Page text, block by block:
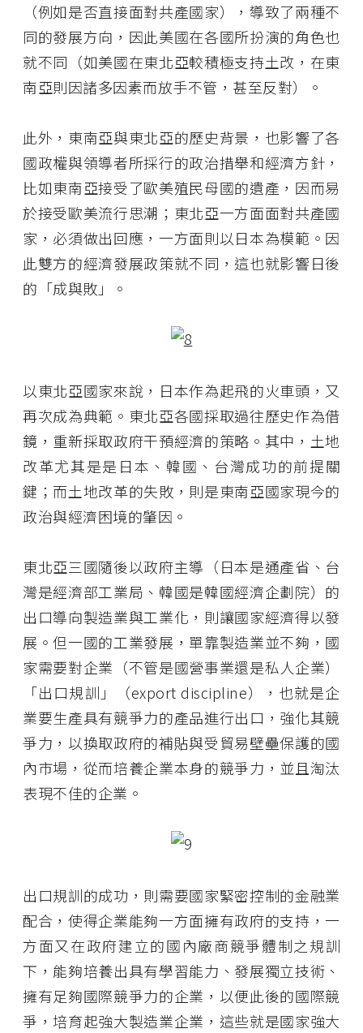
（例如是否直接面對共產國家），導致了兩種不
同的發展方向，因此美國在各國所扮演的角色也
就不同（如美國在東北亞較積極支持土改，在東
南亞則因諸多因素而放手不管，甚至反對）。
此外，東南亞與東北亞的歷史背景，也影響了各
國政權與領導者所採行的政治措舉和經濟方針，
比如東南亞接受了歐美殖民母國的遺產，因而易
於接受歐美流行思潮；東北亞一方面面對共產國
家，必須做出回應，一方面則以日本為模範。因
此雙方的經濟發展政策就不同，這也就影響日後
的「成與敗」。
以東北亞國家來說，日本作為起飛的火車頭，又
再次成為典範。東北亞各國採取過往歷史作為借
鏡，重新採取政府干預經濟的策略。其中，土地
改革尤其是是日本、韓國、台灣成功的前提關
鍵；而土地改革的失敗，則是東南亞國家現今的
政治與經濟困境的肇因。
東北亞三國隨後以政府主導（日本是通產省、台
灣是經濟部工業局、韓國是韓國經濟企劃院）的
出口導向製造業與工業化，則讓國家經濟得以發
展。但一國的工業發展，單靠製造業並不夠，國
家需要對企業（不管是國營事業還是私人企業）
「出口規訓」（export discipline），也就是企
業要生產具有競爭力的產品進行出口，強化其競
爭力，以換取政府的補貼與受貿易壁壘保護的國
內市場，從而培養企業本身的競爭力，並且淘汰
表現不佳的企業。
出口規訓的成功，則需要國家緊密控制的金融業
配合，使得企業能夠一方面擁有政府的支持，一
方面又在政府建立的國內廠商競爭體制之規訓
下，能夠培養出具有學習能力、發展獨立技術、
擁有足夠國際競爭力的企業，以便此後的國際競
爭，培育起強大製造業企業，這些就是國家強大